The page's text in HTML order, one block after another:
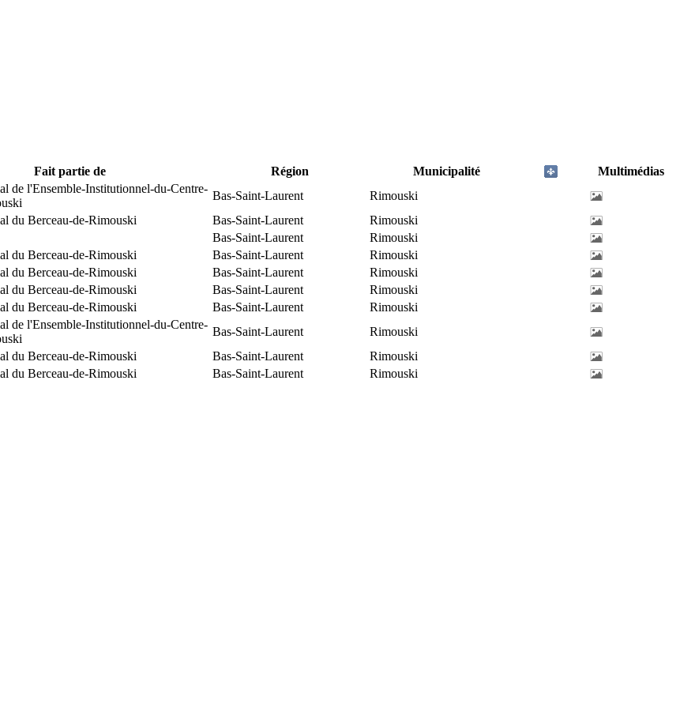
Fait partie de Région Municipalité
Multimédias
de l'Ensemble-Institutionnel-du-Centre-
Bas-Saint-Laurent
Rimouski
du Berceau-de-Rimouski Bas-Saint-Laurent
Rimouski
Bas-Saint-Laurent
Rimouski
du Berceau-de-Rimouski Bas-Saint-Laurent
Rimouski
du Berceau-de-Rimouski Bas-Saint-Laurent
Rimouski
du Berceau-de-Rimouski Bas-Saint-Laurent
Rimouski
du Berceau-de-Rimouski Bas-Saint-Laurent
Rimouski
de l'Ensemble-Institutionnel-du-Centre-
Bas-Saint-Laurent
Rimouski
du Berceau-de-Rimouski Bas-Saint-Laurent
Rimouski
du Berceau-de-Rimouski Bas-Saint-Laurent Rimouski